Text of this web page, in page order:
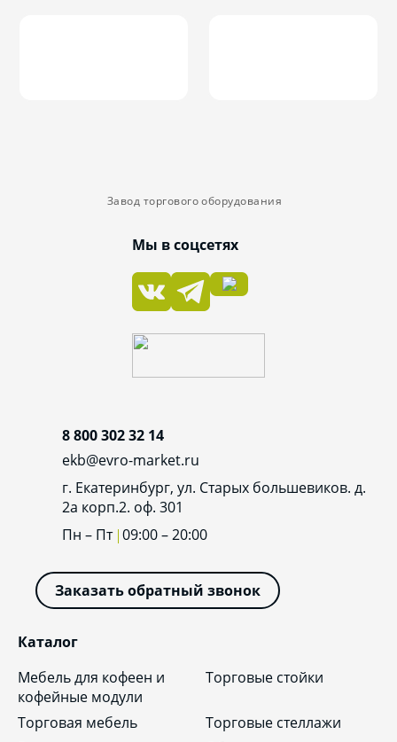
Завод торгового оборудования
Мы в соцсетях
Каталог
Мебель для кофеен и
кофейные модули
Торговые стойки
Торговая мебель
Торговые стеллажи
8 800 302 32 14
ekb@evro-market.ru
г. Екатеринбург, ул. Старых большевиков. д.
2а корп.2. оф. 301
Пн – Пт 09:00 – 20:00
Заказать обратный звонок